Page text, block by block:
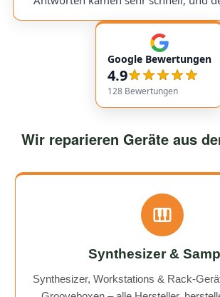
empfehlenswert! Very friendly and professional
communication. Responses came very
service overall was extremely
Highly recommended!
Google Bewertungen
4.9
128 Bewertungen
Wir reparieren Geräte aus
Synthesizer &
Synthesizer, Workstations & Rack-